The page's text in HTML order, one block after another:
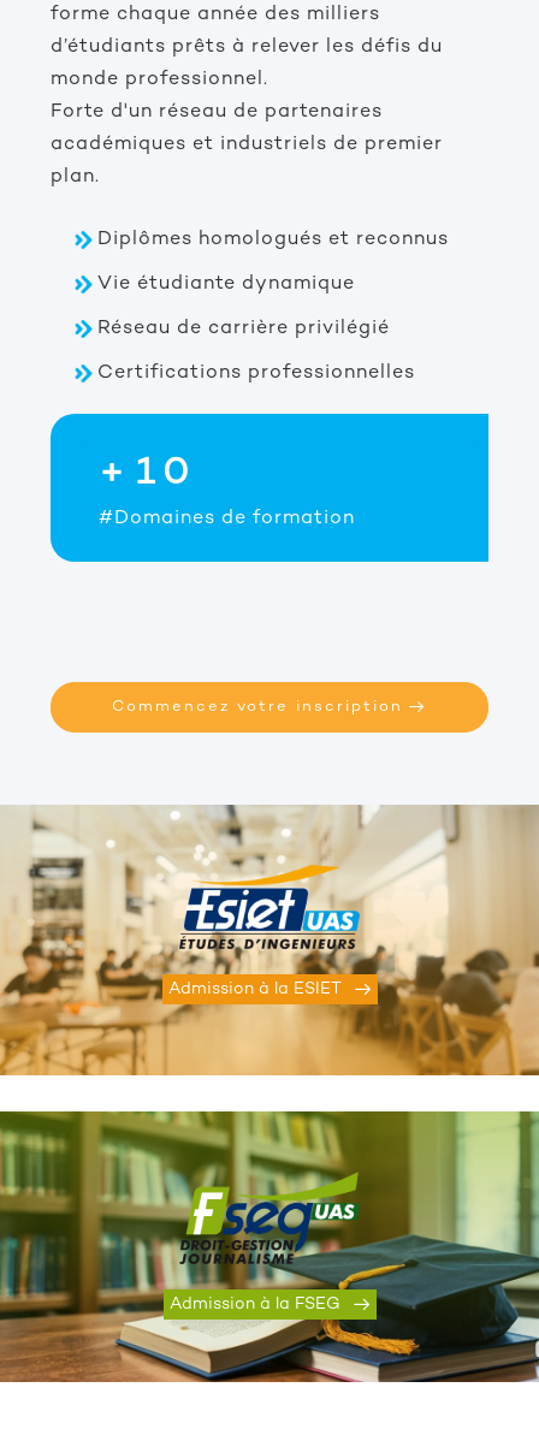
forme chaque année des milliers
d’étudiants prêts à relever les défis du
monde professionnel.
Forte d'un réseau de partenaires
académiques et industriels de premier
plan.
Diplômes homologués et reconnus
Vie étudiante dynamique
Réseau de carrière privilégié
Certifications professionnelles
de formation
Commencez votre inscription
Admission à la ESIET
Admission à la FSEG